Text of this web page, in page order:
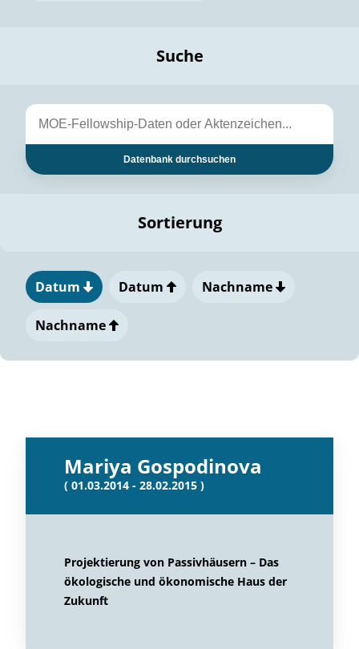
Suche
Datenbank durchsuchen
Sortierung
Datum Datum Nachname
Nachname
Mariya Gospodinova
( 01.03.2014 - 28.02.2015 )
Projektierung von Passivhäusern – Das
ökologische und ökonomische Haus der
Zukunft